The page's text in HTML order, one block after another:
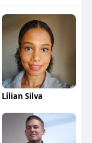
Lílian Silva